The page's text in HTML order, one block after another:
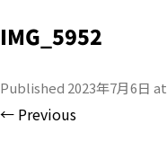
IMG_5952
Published 2023年7月6日 at
← Previous